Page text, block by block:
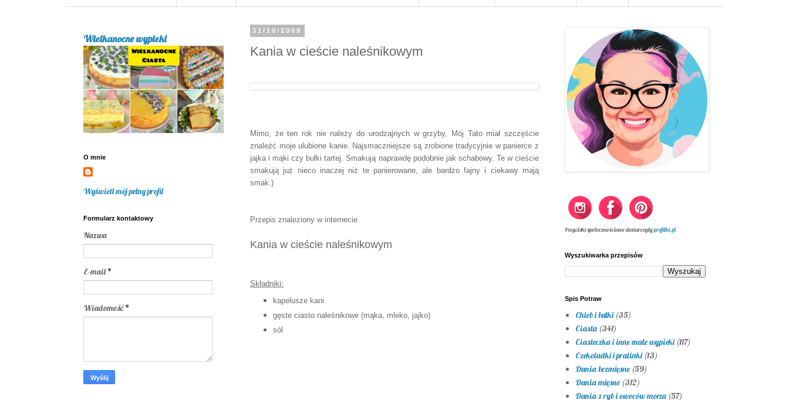
31/10/2009
Kania w cieście naleśnikowym
Mimo, że ten rok nie należy do urodzajnych w grzyby, Mój Tato miał szczęście
znaleźć moje ulubione kanie. Najsmaczniejsze są zrobione tradycyjnie w panierce z
jajka i mąki czy bułki tartej. Smakują naprawdę podobnie jak schabowy. Te w cieście
smakują już nieco inaczej niż te panierowane, ale bardzo fajny i ciekawy mają
smak:)
Przepis znaleziony w internecie
Kania w cieście naleśnikowym
Składniki:
kapelusze kani
gęste ciasto naleśnikowe (mąka, mleko, jajko)
sól
Wielkanocne wypieki
O mnie
Wyświetl mój pełny profil
Formularz kontaktowy
Nazwa
E-mail*
Wiadomość*
Przyciski społecznościowe dostarczyłyprofilki.pl
Wyszukiwarka przepisów
Spis Potraw
Chleb i bułki (35)
Ciasta (341)
Ciasteczka i inne małe wypieki (117)
Czekoladki i pralinki (13)
Dania bezmięsne (59)
Dania mięsne (312)
Dania z ryb i owoców morza (57)